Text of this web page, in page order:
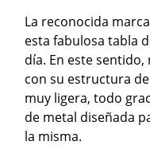
La reconocida
esta fabulosa tabla
día. En este
con su estructura
muy ligera, todo
de metal diseñada
la misma.